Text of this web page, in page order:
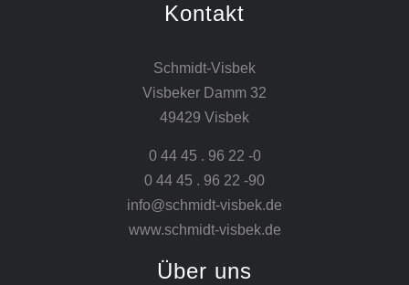
Kontakt
Schmidt-Visbek
Visbeker Damm 32
49429 Visbek
0 44 45 . 96 22 -0
0 44 45 . 96 22 -90
info@schmidt-visbek.de
www.schmidt-visbek.de
Über uns